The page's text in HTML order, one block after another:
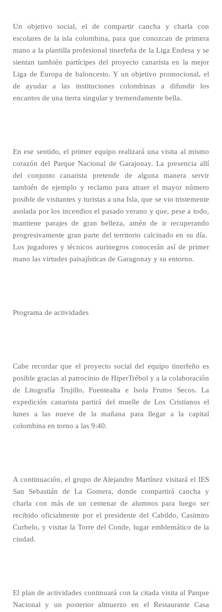
Un objetivo social, el de compartir cancha y charla con
escolares de la isla colombina, para que conozcan de primera
mano a la plantilla profesional tinerfeña de la Liga Endesa y se
sientan también partícipes del proyecto canarista en la mejor
Liga de Europa de baloncesto. Y un objetivo promocional, el
de ayudar a las instituciones colombinas a difundir los
encantos de una tierra singular y tremendamente bella.
En ese sentido, el primer equipo realizará una visita al mismo
corazón del Parque Nacional de Garajonay. La presencia allí
del conjunto canarista pretende de alguna manera servir
también de ejemplo y reclamo para atraer el mayor número
posible de visitantes y turistas a una Isla, que se vio tristemente
asolada por los incendios el pasado verano y que, pese a todo,
mantiene parajes de gran belleza, amén de ir recuperando
progresivamente gran parte del territorio calcinado en su día.
Los jugadores y técnicos aurinegros conocerán así de primer
mano las virtudes paisajísticas de Garagonay y su entorno.
Programa de actividades
Cabe recordar que el proyecto social del equipo tinerfeño es
posible gracias al patrocinio de HiperTrébol y a la colaboración
de Litografía Trujillo, Fuentealta e Isola Frutos Secos. La
expedición canarista partirá del muelle de Los Cristianos el
lunes a las nueve de la mañana para llegar a la capital
colombina en torno a las 9:40.
A continuación, el grupo de Alejandro Martínez visitará el IES
San Sebastián de La Gomera, donde compartirá cancha y
charla con más de un centenar de alumnos para luego ser
recibido oficialmente por el presidente del Cabildo, Casimiro
Curbelo, y visitar la Torre del Conde, lugar emblemático de la
ciudad.
El plan de actividades continuará con la citada visita al Parque
Nacional y un posterior almuerzo en el Restaurante Casa